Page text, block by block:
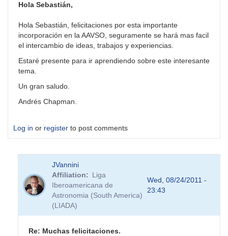
Hola Sebastián,
Hola Sebastián, felicitaciones por esta importante
incorporación en la AAVSO, seguramente se hará mas facil
el intercambio de ideas, trabajos y experiencias.
Estaré presente para ir aprendiendo sobre este interesante
tema.
Un gran saludo.
Andrés Chapman.
Log in or register to post comments
JVannini
Affiliation
Liga
Iberoamericana de
Astronomia (South America)
(LIADA)
Wed, 08/24/2011 -
23:43
Re: Muchas felicitaciones.